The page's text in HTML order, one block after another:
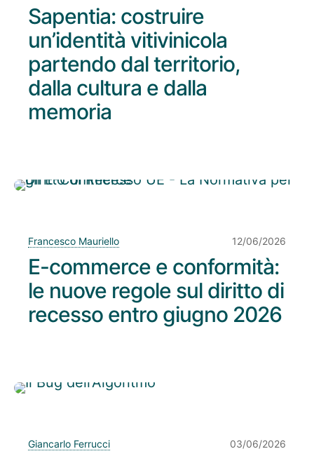
Sapentia: costruire
un’identità vitivinicola
partendo dal territorio,
dalla cultura e dalla
memoria
Francesco Mauriello 12/06/2026
E-commerce e conformità:
le nuove regole sul diritto di
recesso entro giugno 2026
Giancarlo Ferrucci 03/06/2026